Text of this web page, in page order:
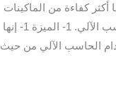
كفاءة من الماكينات
التي يتم تشغيلها يدويًا. وفيما يلي بعض مزايا وعيوب ماكينات التحكم الرقمي باستخدام الحاسب الآلي. 1- الميزة 1- إنها
الحاسب الآلي من حيث